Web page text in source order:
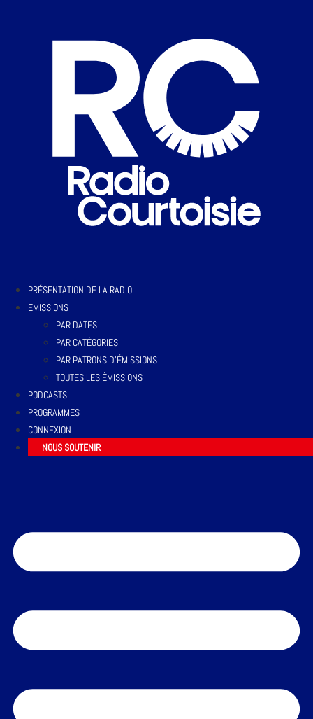
PRÉSENTATION DE LA RADIO
EMISSIONS
PAR DATES
PAR CATÉGORIES
PAR PATRONS D’ÉMISSIONS
TOUTES LES ÉMISSIONS
PODCASTS
PROGRAMMES
CONNEXION
NOUS SOUTENIR